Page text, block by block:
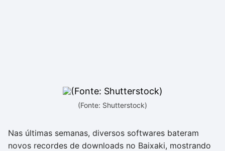
(Fonte: Shutterstock)
Nas últimas semanas, diversos softwares bateram
novos recordes de downloads no Baixaki, mostrando